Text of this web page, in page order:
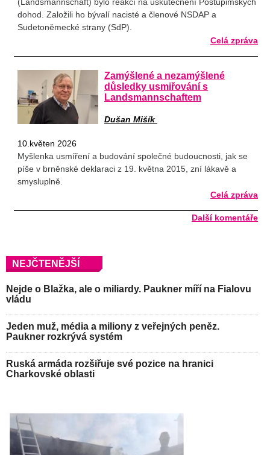
dohod. Založili ho bývalí nacisté a členové NSDAP a
Sudetoněmecké strany (SdP).
Celá zpráva
Zamýšlené a nezamýšlené
důsledky usmiřování s
Landsmannschaftem
Dušan Mišík
10.květen 2026
Myšlenka usmíření a budování společné budoucnosti, jak se
píše v brněnské deklaraci z 19. května 2015, zní lákavě a
smysluplně.
Celá zpráva
Další komentáře
NEJČTENĚJŠÍ
Nejde o Blažka, ale o miliardy. Paukner míří na Fialovu
vládu
Jeden muž, média a miliony z veřejných peněz.
Paukner rozkrývá systém
Ruská armáda rozšiřuje své pozice na hranici
Charkovské oblasti